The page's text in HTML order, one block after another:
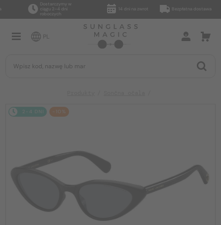
Dostarczymy w
ciągu 2–4 dni
roboczych
14 dni na zwrot Bezpłatna dostawa
PL
2-4 DNI -10%